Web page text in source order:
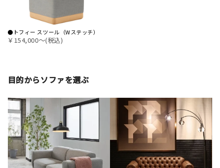
●トフィー スツール（Wステッチ）
￥154,000〜(税込)
目的からソファを選ぶ